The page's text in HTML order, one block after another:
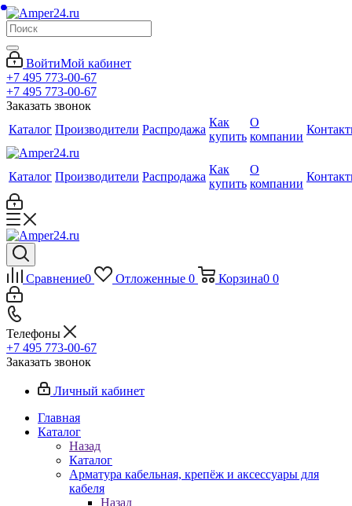
ВойтиМой кабинет
+7 495 773-00-67
+7 495 773-00-67
Заказать звонок
Каталог Производители Распродажа
Как
купить
О
компании
Каталог Производители Распродажа
Как
купить
О
компании
Сравнение0 Отложенные 0 Корзина0 0
Телефоны
+7 495 773-00-67
Заказать звонок
Личный кабинет
Главная
Каталог
Назад
Каталог
Арматура кабельная, крепёж и аксессуары для
кабеля
Назад